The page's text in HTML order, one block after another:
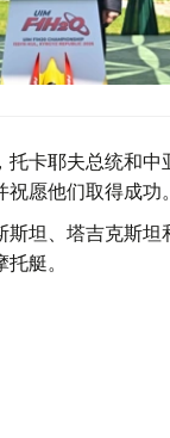
托卡耶夫总统和中
愿他们取得成功。
斯坦、塔吉克斯坦
艇。